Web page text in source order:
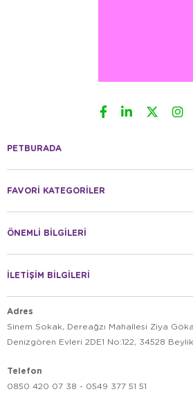
PETBURADA
FAVORİ KATEGORİLER
ÖNEMLİ BİLGİLERİ
İLETİŞİM BİLGİLERİ
Adres
Sinem Sokak, Dereağzı Mahallesi Ziya
Denizgören Evleri 2DE1 No:122, 34528
Telefon
0850 420 07 38 - 0549 377 51 51